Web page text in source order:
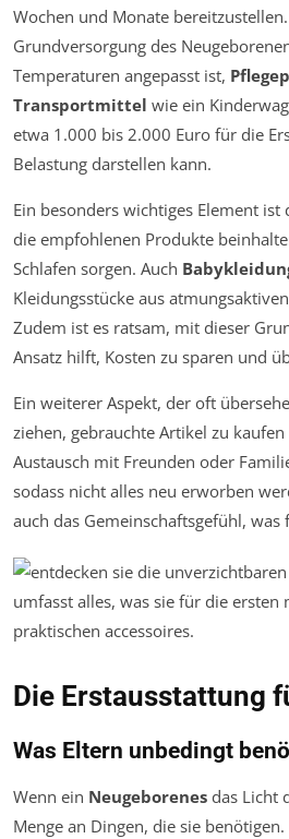
Wochen und Monate
Grundversorgung des
Temperaturen angepasst ist,
Transportmittel wie ein
etwa 1.000 bis 2.000 Euro für die
Belastung darstellen kann.
Ein besonders wichtiges Element ist
die empfohlenen Produkte
Schlafen sorgen. Auch
Kleidungsstücke aus
Zudem ist es ratsam, mit dieser
Ansatz hilft, Kosten zu sparen und
Ein weiterer Aspekt, der oft
ziehen, gebrauchte Artikel zu
Austausch mit Freunden oder
sodass nicht alles neu erworben
auch das Gemeinschaftsgefühl,
Die Erstausstattung
Was Eltern unbedingt
Wenn ein Neugeborenes das Licht
Menge an Dingen, die sie